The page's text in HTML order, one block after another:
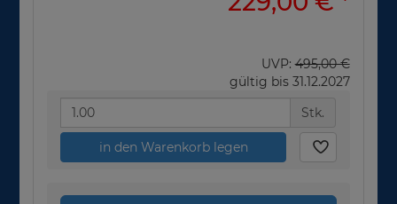
UVP:495,00 €
gültig bis 31.12.2027
Stk.
in den Warenkorb legen